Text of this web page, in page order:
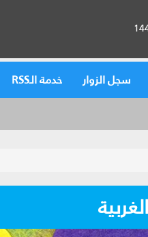
سجل الزوار خدمة الـRSS